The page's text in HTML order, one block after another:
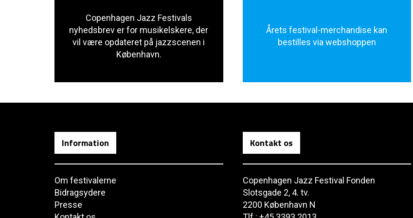
Copenhagen Jazz Festivals
nyhedsbrev er for musikelskere, der
vil være opdateret på jazzscenen i
København.
Årets festival-merchandise kan
bestilles via webshoppen
Information
Om festivalerne
Bidragsydere
Presse
Kontakt os
Copenhagen Jazz Festival Fonden
Slotsgade 2, 4. tv.
2200 København N